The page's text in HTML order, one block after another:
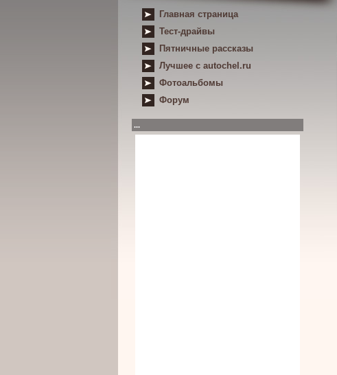
Главная страница
Тест-драйвы
Пятничные рассказы
Лучшее с autochel.ru
Фотоальбомы
Форум
...